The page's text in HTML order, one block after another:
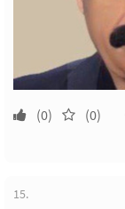
(0) (0)
15.